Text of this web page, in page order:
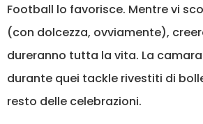
Football lo favorisce. Mentre vi
(con dolcezza, ovviamente),
dureranno tutta la vita. La
durante quei tackle rivestiti di
resto delle celebrazioni.